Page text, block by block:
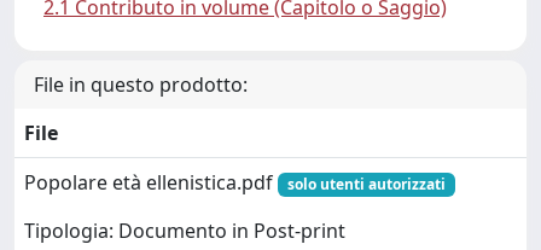
2.1 Contributo in volume (Capitolo o Saggio)
File in questo prodotto:
File
Popolare età ellenistica.pdf
solo utenti autorizzati
Tipologia: Documento in Post-print